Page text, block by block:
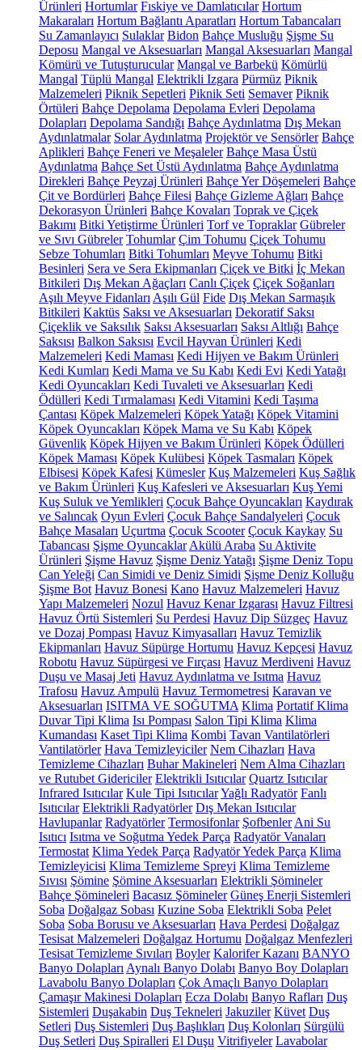
Ürünleri Hortumlar Fıskiye ve Damlatıcılar Hortum
Makaraları Hortum Bağlantı Aparatları Hortum Tabancaları
Su Zamanlayıcı Sulaklar Bidon Bahçe Musluğu Şişme Su
Deposu Mangal ve Aksesuarları Mangal Aksesuarları Mangal
Kömürü ve Tutuşturucular Mangal ve Barbekü Kömürlü
Mangal Tüplü Mangal Elektrikli Izgara Pürmüz Piknik
Malzemeleri Piknik Sepetleri Piknik Seti Semaver Piknik
Örtüleri Bahçe Depolama Depolama Evleri Depolama
Dolapları Depolama Sandığı Bahçe Aydınlatma Dış Mekan
Aydınlatmalar Solar Aydınlatma Projektör ve Sensörler Bahçe
Aplikleri Bahçe Feneri ve Meşaleler Bahçe Masa Üstü
Aydınlatma Bahçe Set Üstü Aydınlatma Bahçe Aydınlatma
Direkleri Bahçe Peyzaj Ürünleri Bahçe Yer Döşemeleri Bahçe
Çit ve Bordürleri Bahçe Filesi Bahçe Gizleme Ağları Bahçe
Dekorasyon Ürünleri Bahçe Kovaları Toprak ve Çiçek
Bakımı Bitki Yetiştirme Ürünleri Torf ve Topraklar Gübreler
ve Sıvı Gübreler Tohumlar Çim Tohumu Çiçek Tohumu
Sebze Tohumları Bitki Tohumları Meyve Tohumu Bitki
Besinleri Sera ve Sera Ekipmanları Çiçek ve Bitki İç Mekan
Bitkileri Dış Mekan Ağaçları Canlı Çiçek Çiçek Soğanları
Aşılı Meyve Fidanları Aşılı Gül Fide Dış Mekan Sarmaşık
Bitkileri Kaktüs Saksı ve Aksesuarları Dekoratif Saksı
Çiçeklik ve Saksılık Saksı Aksesuarları Saksı Altlığı Bahçe
Saksısı Balkon Saksısı Evcil Hayvan Ürünleri Kedi
Malzemeleri Kedi Maması Kedi Hijyen ve Bakım Ürünleri
Kedi Kumları Kedi Mama ve Su Kabı Kedi Evi Kedi Yatağı
Kedi Oyuncakları Kedi Tuvaleti ve Aksesuarları Kedi
Ödülleri Kedi Tırmalaması Kedi Vitamini Kedi Taşıma
Çantası Köpek Malzemeleri Köpek Yatağı Köpek Vitamini
Köpek Oyuncakları Köpek Mama ve Su Kabı Köpek
Güvenlik Köpek Hijyen ve Bakım Ürünleri Köpek Ödülleri
Köpek Maması Köpek Kulübesi Köpek Tasmaları Köpek
Elbisesi Köpek Kafesi Kümesler Kuş Malzemeleri Kuş Sağlık
ve Bakım Ürünleri Kuş Kafesleri ve Aksesuarları Kuş Yemi
Kuş Suluk ve Yemlikleri Çocuk Bahçe Oyuncakları Kaydırak
ve Salıncak Oyun Evleri Çocuk Bahçe Sandalyeleri Çocuk
Bahçe Masaları Uçurtma Çocuk Scooter Çocuk Kaykay Su
Tabancası Şişme Oyuncaklar Akülü Araba Su Aktivite
Ürünleri Şişme Havuz Şişme Deniz Yatağı Şişme Deniz Topu
Can Yeleği Can Simidi ve Deniz Simidi Şişme Deniz Kolluğu
Şişme Bot Havuz Bonesi Kano Havuz Malzemeleri Havuz
Yapı Malzemeleri Nozul Havuz Kenar Izgarası Havuz Filtresi
Havuz Örtü Sistemleri Su Perdesi Havuz Dip Süzgeç Havuz
ve Dozaj Pompası Havuz Kimyasalları Havuz Temizlik
Ekipmanları Havuz Süpürge Hortumu Havuz Kepçesi Havuz
Robotu Havuz Süpürgesi ve Fırçası Havuz Merdiveni Havuz
Duşu ve Masaj Jeti Havuz Aydınlatma ve Isıtma Havuz
Trafosu Havuz Ampulü Havuz Termometresi Karavan ve
Aksesuarları ISITMA VE SOĞUTMA Klima Portatif Klima
Duvar Tipi Klima Isı Pompası Salon Tipi Klima Klima
Kumandası Kaset Tipi Klima Kombi Tavan Vantilatörleri
Vantilatörler Hava Temizleyiciler Nem Cihazları Hava
Temizleme Cihazları Buhar Makineleri Nem Alma Cihazları
ve Rutubet Gidericiler Elektrikli Isıtıcılar Quartz Isıtıcılar
Infrared Isıtıcılar Kule Tipi IsıtıcılarYağlı Radyatör Fanlı
Isıtıcılar Elektrikli Radyatörler Dış Mekan Isıtıcılar
Havlupanlar Radyatörler Termosifonlar Şofbenler Ani Su
Isıtıcı Isıtma ve Soğutma Yedek Parça Radyatör Vanaları
Termostat Klima Yedek Parça Radyatör Yedek Parça Klima
Temizleyicisi Klima Temizleme Spreyi Klima Temizleme
Sıvısı Şömine Şömine Aksesuarları Elektrikli Şömineler
Bahçe Şömineleri Bacasız Şömineler Güneş Enerji Sistemleri
Soba Doğalgaz Sobası Kuzine Soba Elektrikli Soba Pelet
Soba Soba Borusu ve Aksesuarları Hava Perdesi Doğalgaz
Tesisat Malzemeleri Doğalgaz Hortumu Doğalgaz Menfezleri
Tesisat Temizleme Sıvıları Boyler Kalorifer Kazanı BANYO
Banyo Dolapları Aynalı Banyo Dolabı Banyo Boy Dolapları
Lavabolu Banyo Dolapları Çok Amaçlı Banyo Dolapları
Çamaşır Makinesi Dolapları Ecza Dolabı Banyo Rafları Duş
Sistemleri Duşakabin Duş Tekneleri Jakuziler Küvet Duş
Setleri Duş Sistemleri Duş Başlıkları Duş Kolonları Sürgülü
Duş Setleri Duş Spiralleri El Duşu Vitrifiyeler Lavabolar